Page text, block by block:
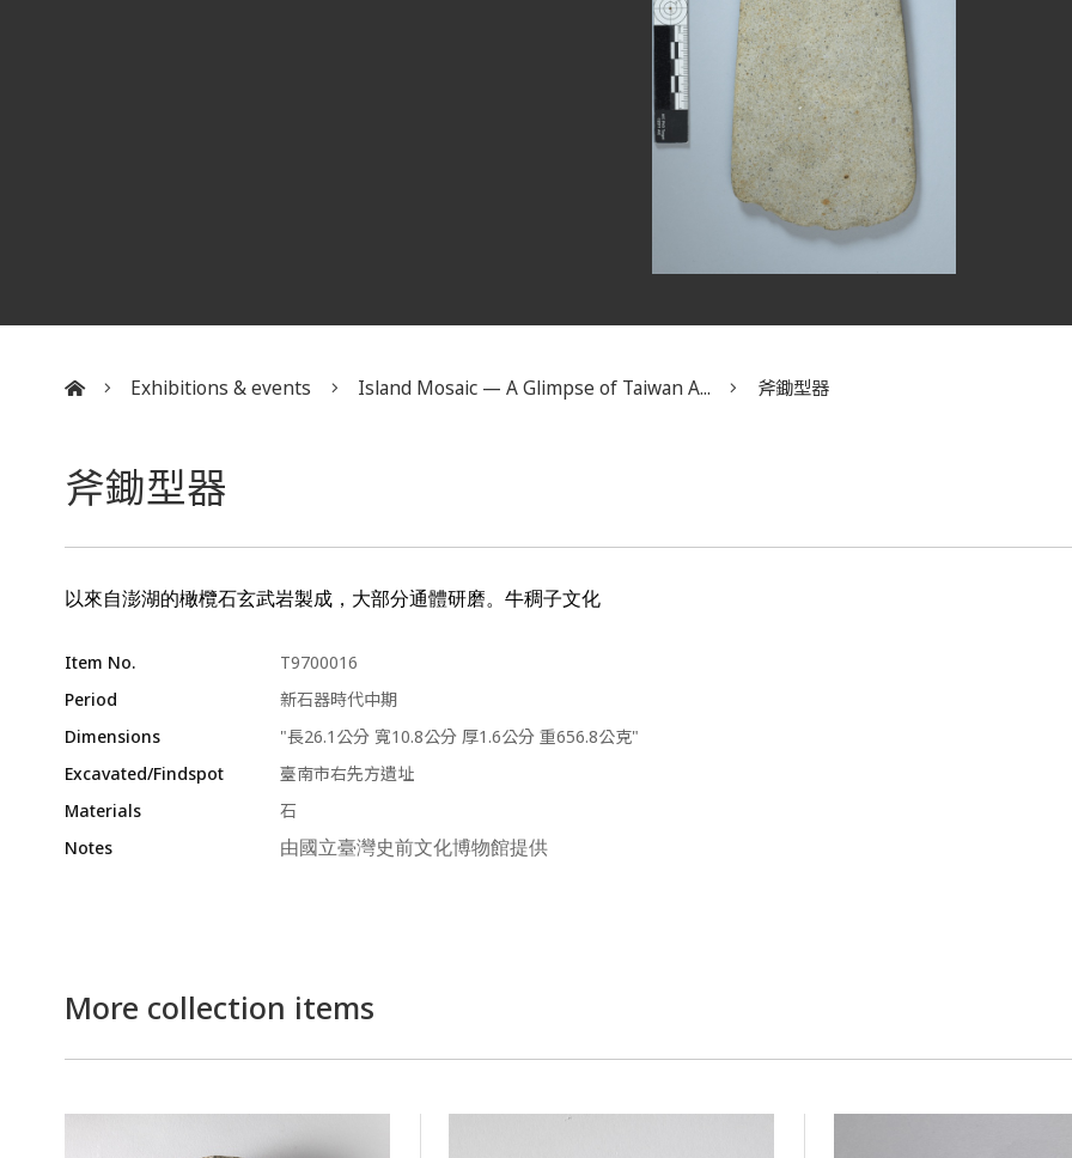
Exhibitions & events Island Mosaic — A Glimpse of Taiwan A... 斧鋤型器
斧鋤型器
以來自澎湖的橄欖石玄武岩製成，大部分通體研磨。牛稠子文化
Item No.
T9700016
Period
新石器時代中期
Dimensions
"長26.1公分 寬10.8公分 厚1.6公分 重656.8公克"
Excavated/Findspot
臺南市右先方遺址
Materials
石
Notes
由國立臺灣史前文化博物館提供
More collection items